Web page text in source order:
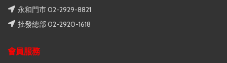
永和門市 02-2929-8821
批發總部 02-2920-1618
會員服務